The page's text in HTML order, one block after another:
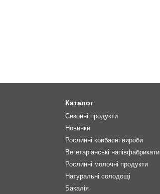
Каталог
Сезонні продукти
Новинки
Рослинні ковбасні вироби
Вегетаріанські напівфабрикати
Рослинні молочні продукти
Натуральні солодощі
Бакалія